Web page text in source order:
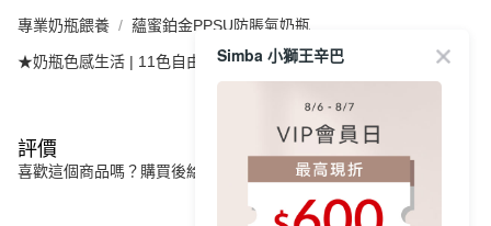
專業奶瓶餵養 蘊蜜鉑金PPSU防脹氣奶瓶
★奶瓶色感生活 | 11色自由選 摩卡慕斯
評價
喜歡這個商品嗎？購買後給他一個好評吧
Simba 小獅王辛巴